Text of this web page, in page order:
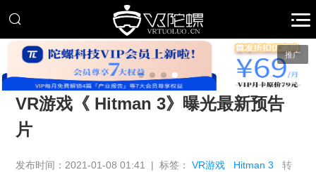
推广
VR游戏《 Hitman 3》曝光最新预告
片
发布时间：2021-01-08 01:41 | 标签：VR游戏 Hitman 3 转